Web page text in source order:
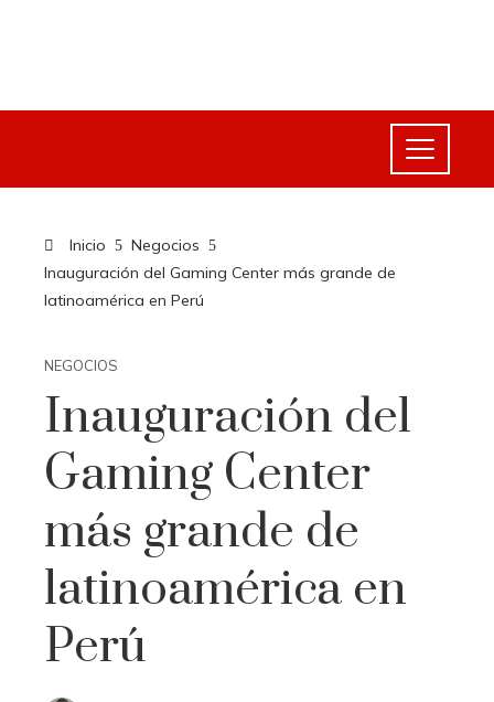
Inicio
Negocios
Inauguración del Gaming Center más grande de
latinoamérica en Perú
NEGOCIOS
Inauguración del
Gaming Center
más grande de
latinoamérica en
Perú